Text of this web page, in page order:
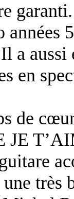
années
a
en
de
très